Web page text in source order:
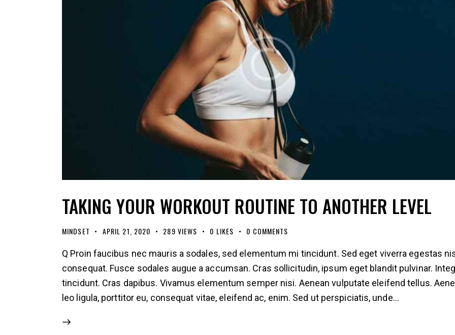
TAKING YOUR WORKOUT ROUTINE TO ANOTHER LEVEL
MINDSET APRIL 21, 2020 289 VIEWS 0 LIKES 0 COMMENTS
Q Proin faucibus nec mauris a sodales, sed elementum mi tincidunt. Sed eget viverra egestas
consequat. Fusce sodales augue a accumsan. Cras sollicitudin, ipsum eget blandit pulvinar.
tincidunt. Cras dapibus. Vivamus elementum semper nisi. Aenean vulputate eleifend tellus.
leo ligula, porttitor eu, consequat vitae, eleifend ac, enim. Sed ut perspiciatis, unde…